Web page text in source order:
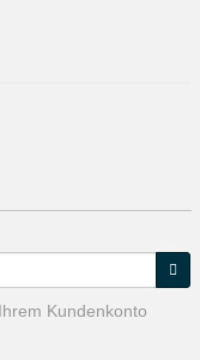
Kundenkonto